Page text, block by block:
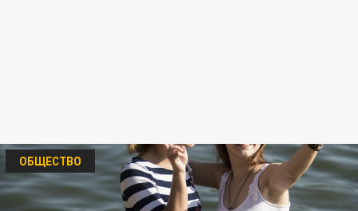
ОБЩЕСТВО